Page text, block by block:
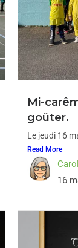
Mi-
goûter.
Le jeudi 16
Read More
16